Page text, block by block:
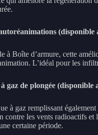
à Boîte d’armure, cette
L’idéal pour les
gaz de plongée
à gaz remplissant
contre les vents radioactifs et
certaine période.